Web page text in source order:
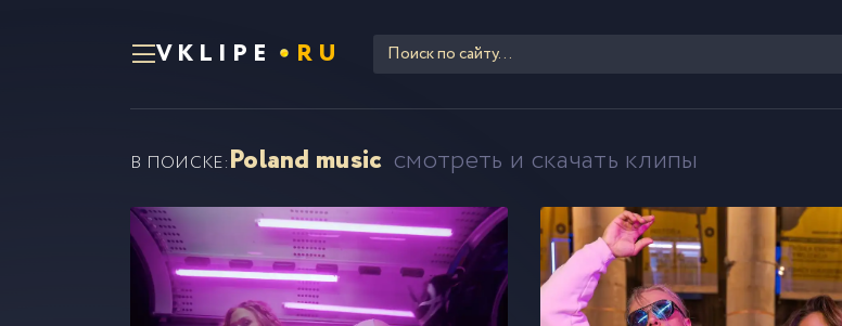
VKLIPE RU
В ПОИСКЕ:Poland music смотреть и скачать клипы